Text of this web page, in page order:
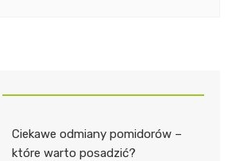
Ciekawe odmiany pomidorów –
które warto posadzić?